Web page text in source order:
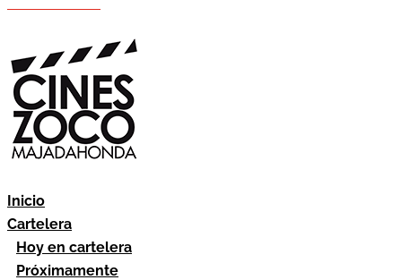
Inicio
Cartelera
Hoy en cartelera
Próximamente